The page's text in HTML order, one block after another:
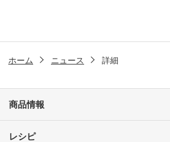
ホーム ニュース 詳細
商品情報
レシピ